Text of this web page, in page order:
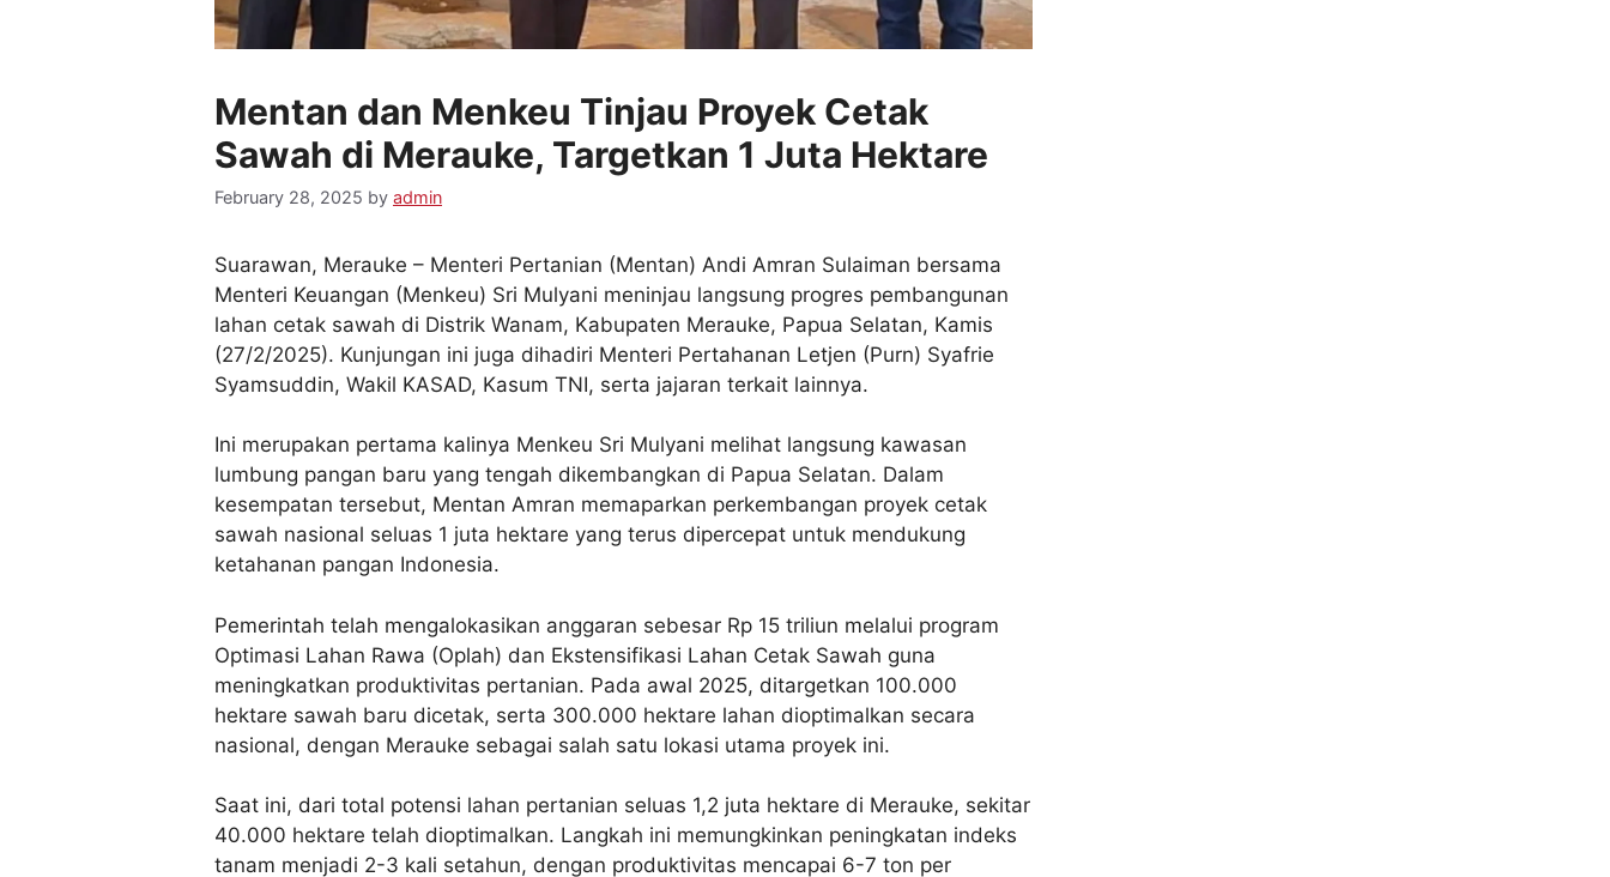
Mentan dan Menkeu Tinjau Proyek Cetak
Sawah di Merauke, Targetkan 1 Juta Hektare
February 28, 2025 by admin
Suarawan, Merauke – Menteri Pertanian (Mentan) Andi Amran Sulaiman bersama
Menteri Keuangan (Menkeu) Sri Mulyani meninjau langsung progres pembangunan
lahan cetak sawah di Distrik Wanam, Kabupaten Merauke, Papua Selatan, Kamis
(27/2/2025). Kunjungan ini juga dihadiri Menteri Pertahanan Letjen (Purn) Syafrie
Syamsuddin, Wakil KASAD, Kasum TNI, serta jajaran terkait lainnya.
Ini merupakan pertama kalinya Menkeu Sri Mulyani melihat langsung kawasan
lumbung pangan baru yang tengah dikembangkan di Papua Selatan. Dalam
kesempatan tersebut, Mentan Amran memaparkan perkembangan proyek cetak
sawah nasional seluas 1 juta hektare yang terus dipercepat untuk mendukung
ketahanan pangan Indonesia.
Pemerintah telah mengalokasikan anggaran sebesar Rp 15 triliun melalui program
Optimasi Lahan Rawa (Oplah) dan Ekstensifikasi Lahan Cetak Sawah guna
meningkatkan produktivitas pertanian. Pada awal 2025, ditargetkan 100.000
hektare sawah baru dicetak, serta 300.000 hektare lahan dioptimalkan secara
nasional, dengan Merauke sebagai salah satu lokasi utama proyek ini.
Saat ini, dari total potensi lahan pertanian seluas 1,2 juta hektare di Merauke, sekitar
40.000 hektare telah dioptimalkan. Langkah ini memungkinkan peningkatan indeks
tanam menjadi 2-3 kali setahun, dengan produktivitas mencapai 6-7 ton per